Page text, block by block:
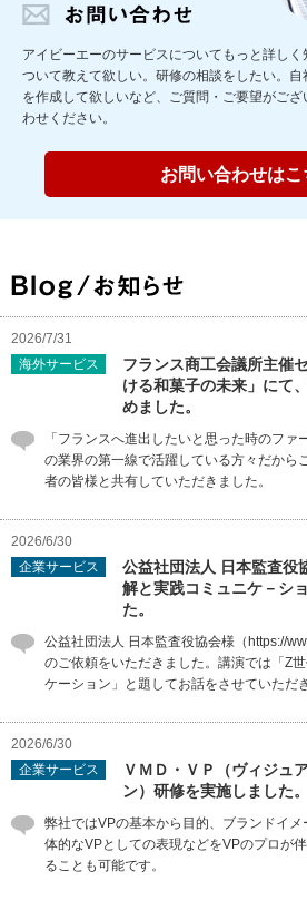
アイビーエーのサービスについてもっと詳し
ついて教えて欲しい。研修の相談をしたい。
を作成して欲しいなど、ご質問・ご要望がござ
わせください。
お問い合わせはこ
2026/7/31
海外サービス
フランス商工会議所主催
ける和菓子の未来」にて
めました。
「フランスへ進出したいと思った時のファ
の業界の第一線で活躍している方々だから
者の皆様と共有していただきました。
2026/6/30
企業サービス
公益社団法人 日本監査役
解と実践コミュニケ－シ
た。
公益社団法人 日本監査役協会様（https://
のご依頼をいただきました。講演では「Z
ケーション」と題してお話をさせていただ
2026/6/30
企業サービス
ＶＭＤ・ＶＰ（ヴィジュ
ン）研修を実施しました。
弊社ではVPの基本から目的、ブランドイ
体的なVPとしての表現などをVPのプロが
ることも可能です。